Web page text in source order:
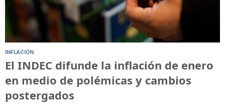
INFLACIÓN
El INDEC difunde la inflación de enero
en medio de polémicas y cambios
postergados